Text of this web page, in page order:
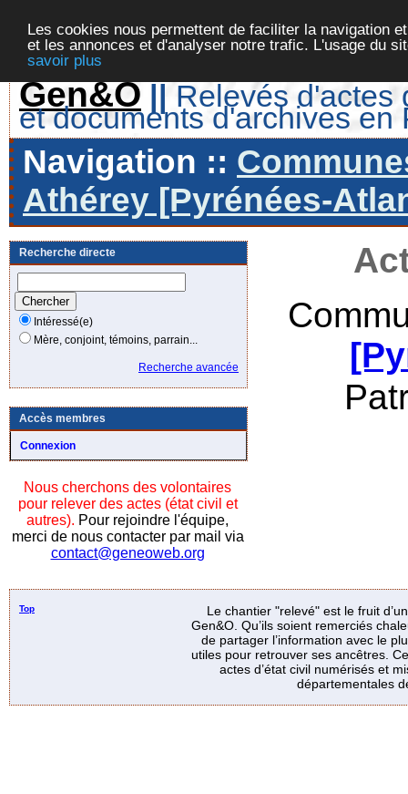
Les cookies nous permettent de faciliter la navigation
et les annonces et d'analyser notre trafic. L'usage du
savoir plus
Gen&O || Relevés d'actes
et documents d'archives en
Navigation ::
Athérey [Pyrénées-
Recherche directe
Intéressé(e)
Mère, conjoint, témoins, parrain...
Recherche avancée
Accès membres
Connexion
Nous cherchons des volontaires
pour relever des actes (état civil et
autres). Pour rejoindre l'équipe,
merci de nous contacter par mail via
contact@geneoweb.org
Top
Le chantier "relevé" est le fruit
Gen&O. Qu’ils soient remerciés
de partager l’information avec le
utiles pour retrouver ses ancêtres.
actes d’état civil numérisés et
départementales